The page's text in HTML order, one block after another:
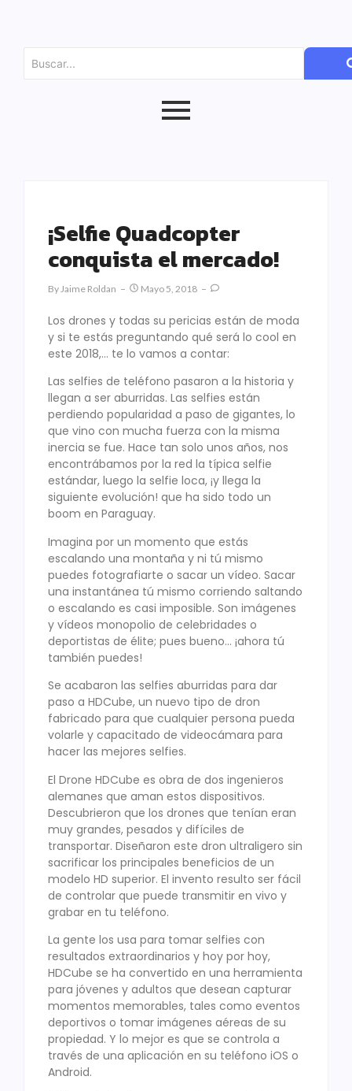
¡Selfie Quadcopter
conquista el mercado!
ByJaime Roldan Mayo 5, 2018
Los drones y todas su pericias están de moda
y si te estás preguntando qué será lo cool en
este 2018,… te lo vamos a contar:
Las selfies de teléfono pasaron a la historia y
llegan a ser aburridas. Las selfies están
perdiendo popularidad a paso de gigantes, lo
que vino con mucha fuerza con la misma
inercia se fue. Hace tan solo unos años, nos
encontrábamos por la red la típica selfie
estándar, luego la selfie loca, ¡y llega la
siguiente evolución! que ha sido todo un
boom en Paraguay.
Imagina por un momento que estás
escalando una montaña y ni tú mismo
puedes fotografiarte o sacar un vídeo. Sacar
una instantánea tú mismo corriendo saltando
o escalando es casi imposible. Son imágenes
y vídeos monopolio de celebridades o
deportistas de élite; pues bueno… ¡ahora tú
también puedes!
Se acabaron las selfies aburridas para dar
paso a HDCube, un nuevo tipo de dron
fabricado para que cualquier persona pueda
volarle y capacitado de videocámara para
hacer las mejores selfies.
El Drone HDCube es obra de dos ingenieros
alemanes que aman estos dispositivos.
Descubrieron que los drones que tenían eran
muy grandes, pesados ​​y difíciles de
transportar. Diseñaron este dron ultraligero sin
sacrificar los principales beneficios de un
modelo HD superior. El invento resulto ser fácil
de controlar que puede transmitir en vivo y
grabar en tu teléfono.
La gente los usa para tomar selfies con
resultados extraordinarios y hoy por hoy,
HDCube se ha convertido en una herramienta
para jóvenes y adultos que desean capturar
momentos memorables, tales como eventos
deportivos o tomar imágenes aéreas de su
propiedad. Y lo mejor es que se controla a
través de una aplicación en su teléfono iOS o
Android.